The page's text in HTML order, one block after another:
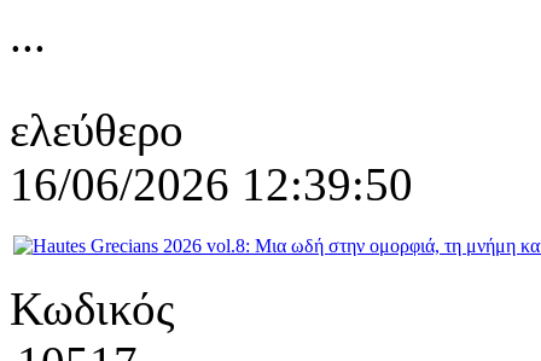
...
ελεύθερο
16/06/2026 12:39:50
Κωδικός